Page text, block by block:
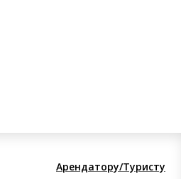
Арендатору/Туристу